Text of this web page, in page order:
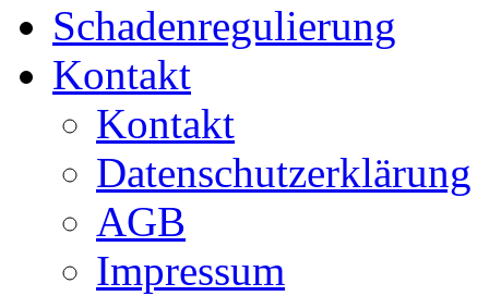
Schadenregulierung
Kontakt
Kontakt
Datenschutzerklärung
AGB
Impressum